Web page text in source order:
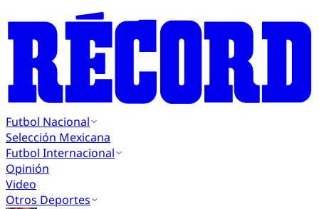
Futbol Nacional
Selección Mexicana
Futbol Internacional
Opinión
Video
Otros Deportes